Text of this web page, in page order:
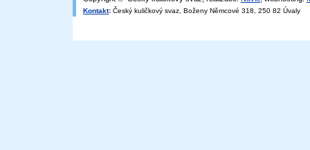
Kontakt: Český kuličkový svaz, Boženy Němcové 318, 250 82 Úvaly